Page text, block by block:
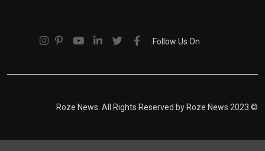
Follow Us On:
© 2023 Roze News. All Rights Reserved by Roze News